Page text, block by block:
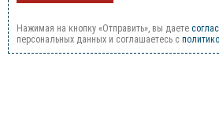
Нажимая на кнопку «Отправить», вы даете
персональных данных и соглашаетесь c